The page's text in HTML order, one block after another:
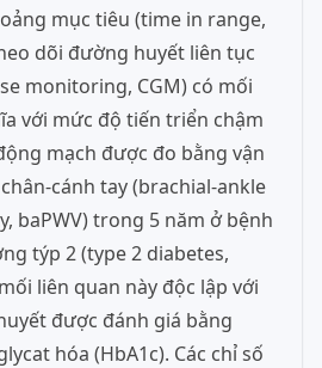
mục tiêu (time in range,
dõi đường huyết liên tục
monitoring, CGM) có mối
với mức độ tiến triển chậm
mạch được đo bằng vận
cánh tay (brachial-ankle
baPWV) trong 5 năm ở bệnh
týp 2 (type 2 diabetes,
liên quan này độc lập với
được đánh giá bằng
hóa (HbA1c). Các chỉ số